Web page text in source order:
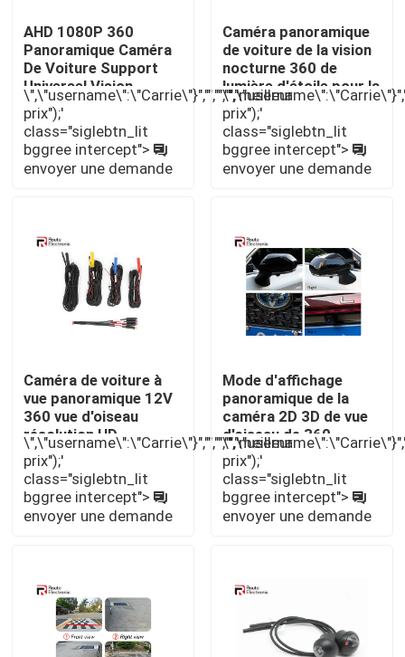
Aperçu
Produits
Visite d'usine
Contrôle de la qualité
nouvelles
Tous les cas
Android Autoradio Stéréo
Stéréo de voiture de Mazda
AHD 1080P 360
Panoramique Caméra
De Voiture Support
Universel Vision
Nocturne
\",\"username\":\"Carrie\"}","","","","meilleur
prix");'
class="siglebtn_lit
bggree intercept">
envoyer une demande
Caméra panoramique
de voiture de la vision
nocturne 360 ​​de
lumière d'étoile pour la
sécurité de camion
d'autobus
prix");'
class="siglebtn_lit
bggree intercept">
envoyer une demande
Caméra de voiture à
vue panoramique 12V
360 vue d'oiseau
résolution HD
universelle 1080P
\",\"username\":\"Carrie\"}","","","","meilleur
prix");'
class="siglebtn_lit
bggree intercept">
envoyer une demande
Mode d'affichage
panoramique de la
caméra 2D 3D de vue
d'oiseau de 360 ​​
degrés pour la voiture
prix");'
class="siglebtn_lit
bggree intercept">
envoyer une demande